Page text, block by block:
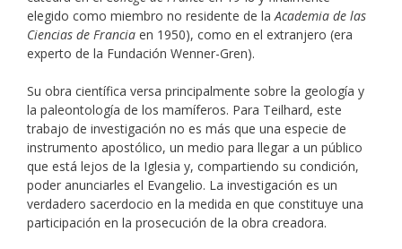
elegido como miembro no residente de laAcademia de las
Ciencias de Francia en 1950), como en el extranjero (era
experto de la Fundación Wenner-Gren).
Su obra científica versa principalmente sobre la geología y
la paleontología de los mamíferos. Para Teilhard, este
trabajo de investigación no es más que una especie de
instrumento apostólico, un medio para llegar a un público
que está lejos de la Iglesia y, compartiendo su condición,
poder anunciarles el Evangelio. La investigación es un
verdadero sacerdocio en la medida en que constituye una
participación en la prosecución de la obra creadora.